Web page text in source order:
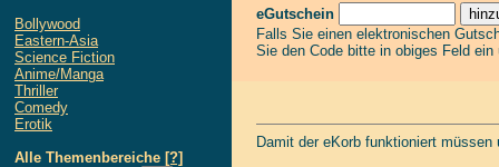
Bollywood
Eastern-Asia
Science Fiction
Anime/Manga
Thriller
Comedy
Erotik
Alle Themenbereiche [?]
eGutschein
Falls Sie einen elektronischen
Sie den Code bitte in obiges Feld
Damit der eKorb funktioniert